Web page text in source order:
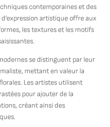
contemporaines et des
artistique offre aux
les textures et les motifs
se distinguent par leur
mettant en valeur la
Les artistes utilisent
pour ajouter de la
créant ainsi des